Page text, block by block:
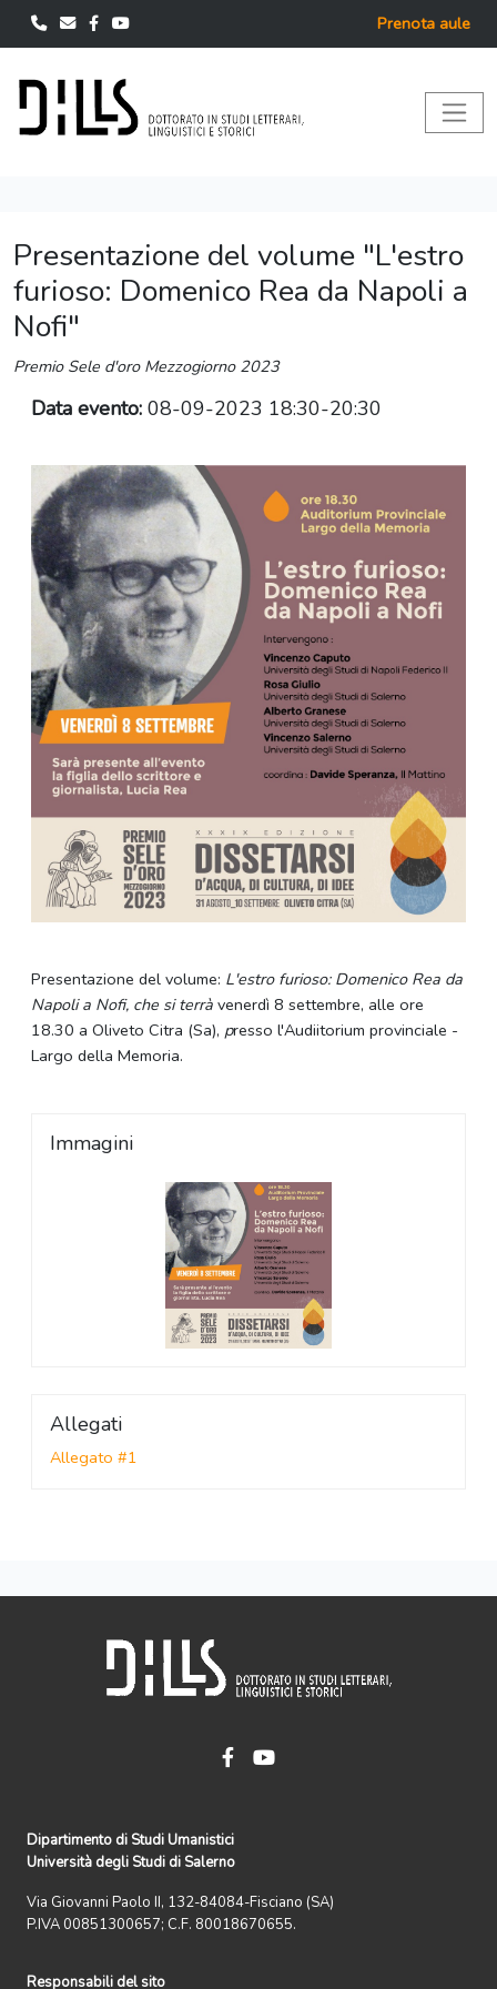
Prenota aule
Presentazione del volume "L'estro
furioso: Domenico Rea da Napoli a
Nofi"
Premio Sele d'oro Mezzogiorno 2023
Data evento: 08-09-2023 18:30-20:30
Presentazione del volume: L'estro furioso: Domenico Rea da
Napoli a Nofi, che si terrà venerdì 8 settembre, alle ore
18.30 a Oliveto Citra (Sa), presso l'Audiitorium provinciale -
Largo della Memoria.
Immagini
Allegati
Allegato #1
Dipartimento di Studi Umanistici
Università degli Studi di Salerno
Via Giovanni Paolo II, 132-84084-Fisciano (SA)
P.IVA 00851300657; C.F. 80018670655.
Responsabili del sito